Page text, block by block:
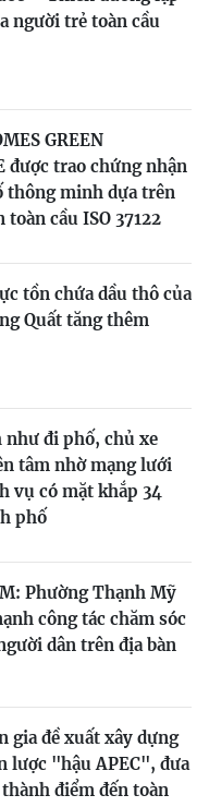
người trẻ toàn cầu
GREEN
được trao chứng nhận
thông minh dựa trên
toàn cầu ISO 37122
tồn chứa dầu thô của
Quất tăng thêm
đi phố, chủ xe
tâm nhờ mạng lưới
vụ có mặt khắp 34
phố
Phường Thạnh Mỹ
công tác chăm sóc
dân trên địa bàn
gia đề xuất xây dựng
lược "hậu APEC", đưa
điểm đến toàn